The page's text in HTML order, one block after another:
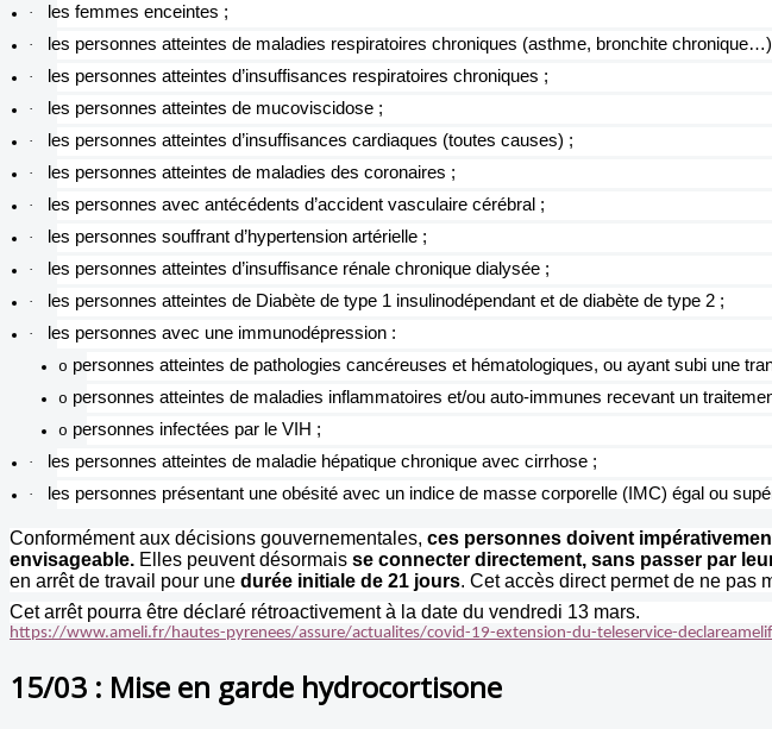
· les femmes enceintes ;
· les personnes atteintes de maladies respiratoires chroniques (asthme, bronchite
· les personnes atteintes d’insuffisances respiratoires chroniques ;
· les personnes atteintes de mucoviscidose ;
· les personnes atteintes d’insuffisances cardiaques (toutes causes) ;
· les personnes atteintes de maladies des coronaires ;
· les personnes avec antécédents d’accident vasculaire cérébral ;
· les personnes souffrant d’hypertension artérielle ;
· les personnes atteintes d’insuffisance rénale chronique dialysée ;
· les personnes atteintes de Diabète de type 1 insulinodépendant et de diabète de type 2 ;
· les personnes avec une immunodépression :
o personnes atteintes de pathologies cancéreuses et hématologiques, ou ayant subi une
o personnes atteintes de maladies inflammatoires et/ou auto-immunes recevant un
o personnes infectées par le VIH ;
· les personnes atteintes de maladie hépatique chronique avec cirrhose ;
· les personnes présentant une obésité avec un indice de masse corporelle (IMC) égal ou
Conformément aux décisions gouvernementales, ces personnes doivent
envisageable. Elles peuvent désormais se connecter directement, sans passer par
en arrêt de travail pour une durée initiale de 21 jours. Cet accès direct permet de ne pas
Cet arrêt pourra être déclaré rétroactivement à la date du vendredi 13 mars.
https://www.ameli.fr/hautes-pyrenees/assure/actualites/covid-19-extension-du-teleservice-
15/03 : Mise en garde hydrocortisone